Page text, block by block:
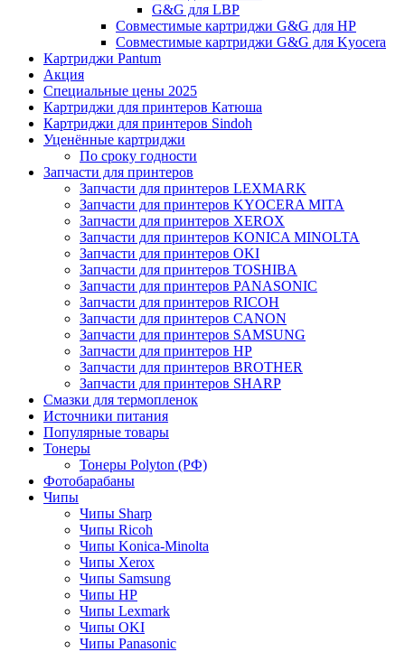
G&G для LBP
Совместимые картриджи G&G для HP
Совместимые картриджи G&G для Kyocera
Картриджи Pantum
Акция
Специальные цены 2025
Картриджи для принтеров Катюша
Картриджи для принтеров Sindoh
Уценённые картриджи
По сроку годности
Запчасти для принтеров
Запчасти для принтеров LEXMARK
Запчасти для принтеров KYOCERA MITA
Запчасти для принтеров XEROX
Запчасти для принтеров KONICA MINOLTA
Запчасти для принтеров OKI
Запчасти для принтеров TOSHIBA
Запчасти для принтеров PANASONIC
Запчасти для принтеров RICOH
Запчасти для принтеров CANON
Запчасти для принтеров SAMSUNG
Запчасти для принтеров HP
Запчасти для принтеров BROTHER
Запчасти для принтеров SHARP
Смазки для термопленок
Источники питания
Популярные товары
Тонеры
Тонеры Polyton (РФ)
Фотобарабаны
Чипы
Чипы Sharp
Чипы Ricoh
Чипы Konica-Minolta
Чипы Xerox
Чипы Samsung
Чипы HP
Чипы Lexmark
Чипы OKI
Чипы Panasonic